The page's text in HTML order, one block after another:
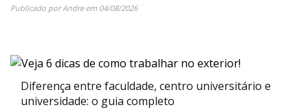
Publicado porAndreem 04/08/2026
Diferença entre faculdade, centro universitário e
universidade: o guia completo